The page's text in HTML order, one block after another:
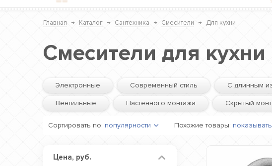
Главная → Каталог → Сантехника → Смесители → Для кухни
Смесители для кухни
Электронные Современный стиль С длинным
Вентильные Настенного монтажа Скрытый
Сортировать по: популярности Похожие товары:
Цена, руб.